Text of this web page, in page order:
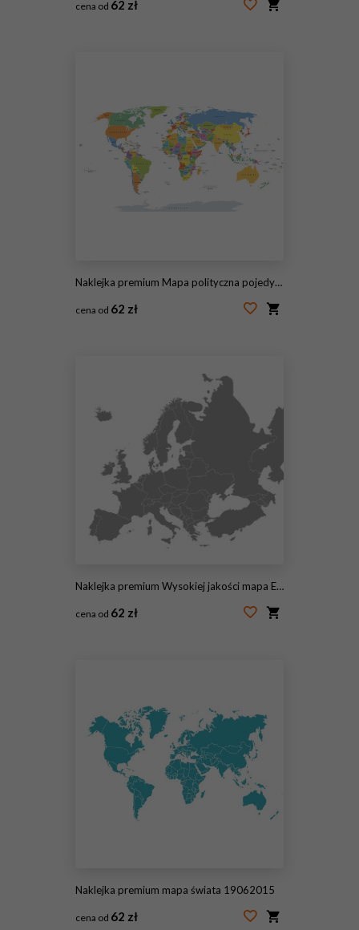
cena od 62 zł
Naklejka premium Mapa polityczna pojedynczych państw świata z granicami państwowymi. Każdy obszar kraju o własnym kolorze. Ilustracja na białym tle pod projekcją Robinsona. Etykietowanie w języku angielskim.
cena od 62 zł
Naklejka premium Wysokiej jakości mapa Europy z granicami regionów
cena od 62 zł
Naklejka premium mapa świata 19062015
cena od 62 zł